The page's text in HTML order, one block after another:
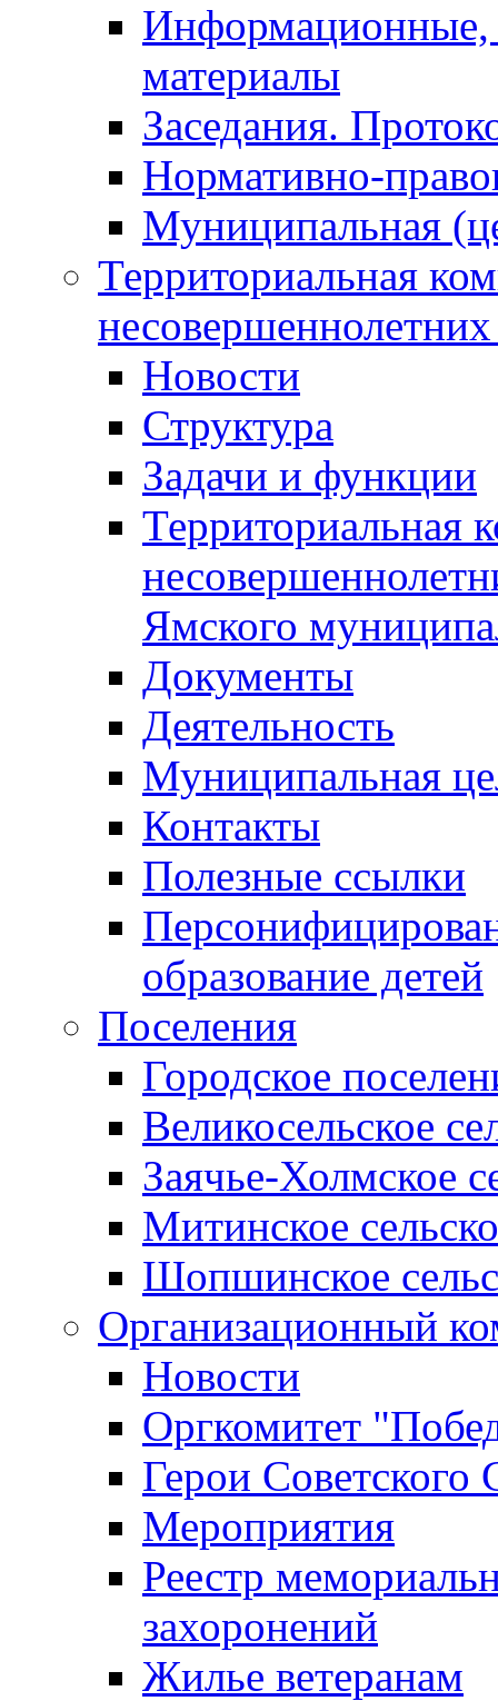
Информационные,
материалы
Заседания.
Нормативно-
Муниципальная
Территориальная
Новости
Структура
Задачи и функции
Территориальная
Ямского
Документы
Деятельность
Муниципальная
Контакты
Полезные ссылки
образование детей
Поселения
Городское
Великосельское
Заячье-Холмское
Митинское
Шопшинское
Организационный
Новости
Оргкомитет
Герои Советского
Мероприятия
Реестр
захоронений
Жилье ветеранам